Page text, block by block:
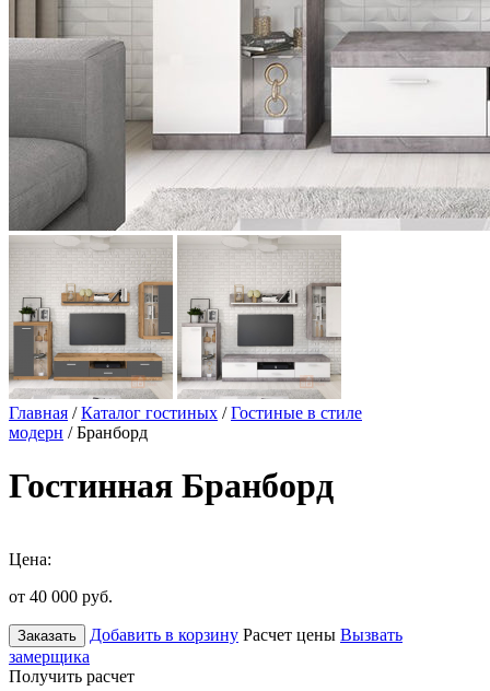
Главная /Каталог гостиных /Гостиные в стиле
модерн / Бранборд
Гостинная Бранборд
Цена:
от 40 000 руб.
Заказать Добавить в корзину Расчет цены Вызвать
замерщика
Получить расчет